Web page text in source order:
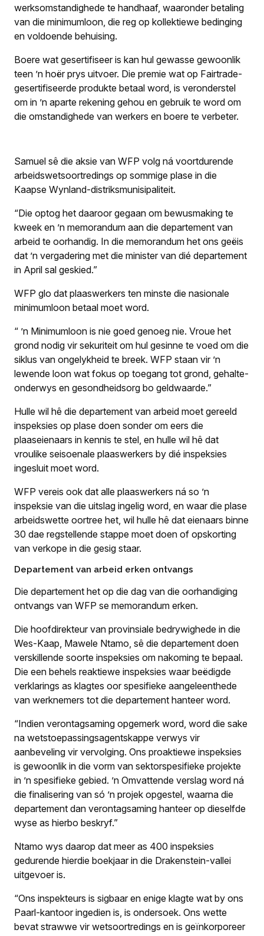
werksomstandighede te handhaaf, waaronder betaling
van die minimumloon, die reg op kollektiewe bedinging
en voldoende behuising.
Boere wat gesertifiseer is kan hul gewasse gewoonlik
teen ’n hoër prys uitvoer. Die premie wat op Fairtrade-
gesertifiseerde produkte betaal word, is veronderstel
om in ’n aparte rekening gehou en gebruik te word om
die omstandighede van werkers en boere te verbeter.
Samuel sê die aksie van WFP volg ná voortdurende
arbeidswetsoortredings op sommige plase in die
Kaapse Wynland-distriksmunisipaliteit.
“Die optog het daaroor gegaan om bewusmaking te
kweek en ’n memorandum aan die departement van
arbeid te oorhandig. In die memorandum het ons geëis
dat ’n vergadering met die minister van dié departement
in April sal geskied.”
WFP glo dat plaaswerkers ten minste die nasionale
minimumloon betaal moet word.
“ ’n Minimumloon is nie goed genoeg nie. Vroue het
grond nodig vir sekuriteit om hul gesinne te voed om die
siklus van ongelykheid te breek. WFP staan vir ’n
lewende loon wat fokus op toegang tot grond, gehalte-
onderwys en gesondheidsorg bo geldwaarde.”
Hulle wil hê die departement van arbeid moet gereeld
inspeksies op plase doen sonder om eers die
plaaseienaars in kennis te stel, en hulle wil hê dat
vroulike seisoenale plaaswerkers by dié inspeksies
ingesluit moet word.
WFP vereis ook dat alle plaaswerkers ná so ’n
inspeksie van die uitslag ingelig word, en waar die plase
arbeidswette oortree het, wil hulle hê dat eienaars binne
30 dae regstellende stappe moet doen of opskorting
van verkope in die gesig staar.
Departement van arbeid erken ontvangs
Die departement het op die dag van die oorhandiging
ontvangs van WFP se memorandum erken.
Die hoofdirekteur van provinsiale bedrywighede in die
Wes-Kaap, Mawele Ntamo, sê die departement doen
verskillende soorte inspeksies om nakoming te bepaal.
Die een behels reaktiewe inspeksies waar beëdigde
verklarings as klagtes oor spesifieke aangeleenthede
van werknemers tot die departement hanteer word.
“Indien verontagsaming opgemerk word, word die sake
na wetstoepassingsagentskappe verwys vir
aanbeveling vir vervolging. Ons proaktiewe inspeksies
is gewoonlik in die vorm van sektorspesifieke projekte
in ’n spesifieke gebied. ’n Omvattende verslag word ná
die finalisering van só ’n projek opgestel, waarna die
departement dan verontagsaming hanteer op dieselfde
wyse as hierbo beskryf.”
Ntamo wys daarop dat meer as 400 inspeksies
gedurende hierdie boekjaar in die Drakenstein-vallei
uitgevoer is.
“Ons inspekteurs is sigbaar en enige klagte wat by ons
Paarl-kantoor ingedien is, is ondersoek. Ons wette
bevat strawwe vir wetsoortredings en is geïnkorporeer